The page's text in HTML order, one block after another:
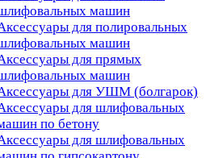
машин
для полировальных
машин
для прямых
машин
для УШМ (болгарок)
для шлифовальных
по бетону
для шлифовальных